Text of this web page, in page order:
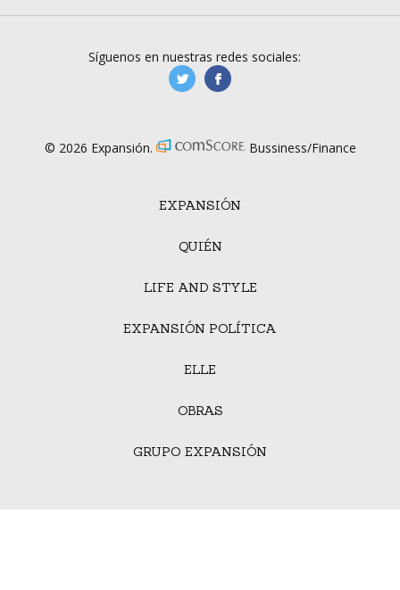
EXPANSIÓN
QUIÉN
LIFE AND STYLE
EXPANSIÓN POLÍTICA
ELLE
OBRAS
GRUPO EXPANSIÓN
Síguenos en nuestras redes sociales:
manufacturaGE
© 2026 Expansión. Bussiness/Finance